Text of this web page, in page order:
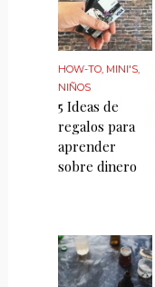
HOW-TO, MINI'S,
NIÑOS
5 Ideas de
regalos para
aprender
sobre dinero